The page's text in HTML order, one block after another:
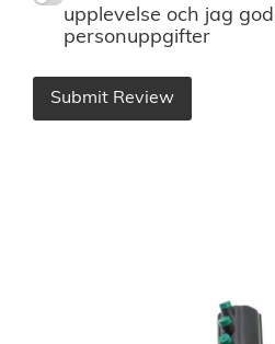
upplevelse och jag
personuppgifter
Submit Review